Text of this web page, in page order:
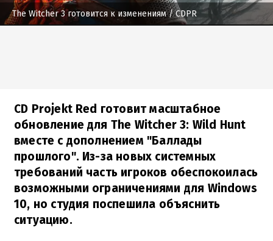
The Witcher 3 готовится к изменениям/ CDPR
CD Projekt Red готовит масштабное
обновление для The Witcher 3: Wild Hunt
вместе с дополнением "Баллады
прошлого". Из-за новых системных
требований часть игроков обеспокоилась
возможными ограничениями для Windows
10, но студия поспешила объяснить
ситуацию.